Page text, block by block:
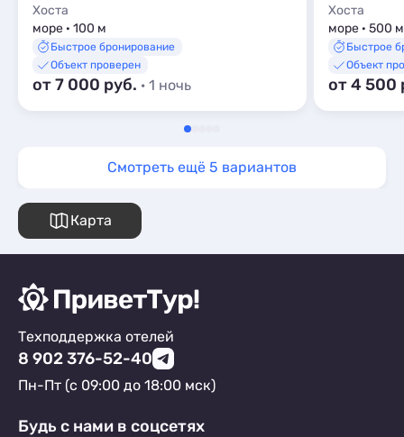
Хоста
море · 100 м
Быстрое бронирование
Объект проверен
от 7 000 руб. · 1 ночь
Хоста
море · 500 м
Быстрое
Объект
от 4 500
Смотреть ещё 5 вариантов
Карта
Техподдержка отелей
8 902 376-52-40
Пн-Пт (с 09:00 до 18:00 мск)
Будь с нами в соцсетях